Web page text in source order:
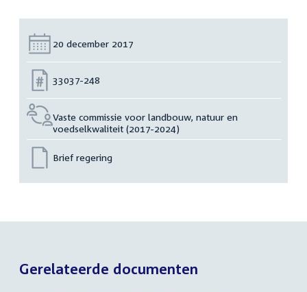
Datum:
20 december 2017
Nummer:
33037-248
Vaste commissie voor landbouw, natuur en
voedselkwaliteit (2017-2024)
Brief regering
Gerelateerde documenten